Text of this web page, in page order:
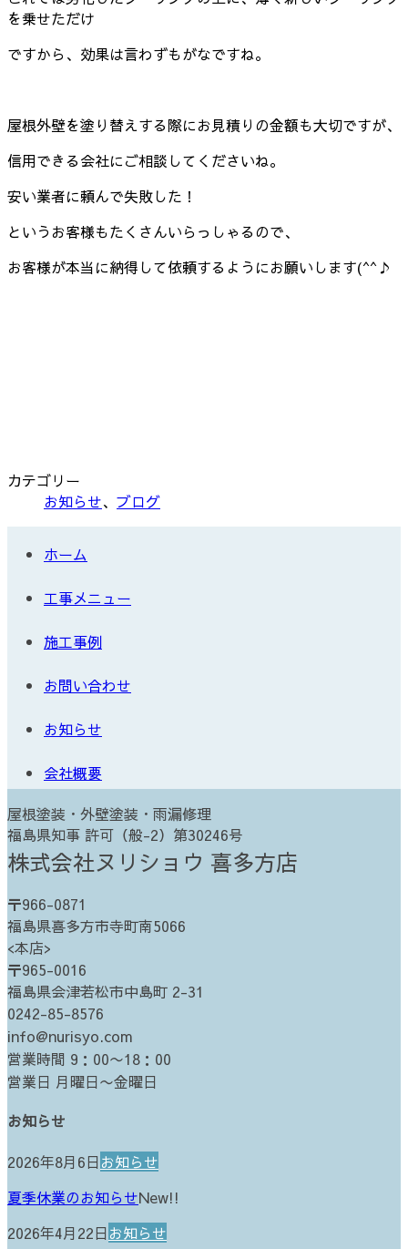
を乗せただけ
ですから、効果は言わずもがなですね。
屋根外壁を塗り替えする際にお見積りの金額も大切ですが、
信用できる会社にご相談してくださいね。
安い業者に頼んで失敗した！
というお客様もたくさんいらっしゃるので、
お客様が本当に納得して依頼するようにお願いします(^^♪
カテゴリー
お知らせ、 ブログ
ホーム
工事メニュー
施工事例
お問い合わせ
お知らせ
会社概要
屋根塗装・外壁塗装・雨漏修理
福島県知事 許可（般-2）第30246号
株式会社ヌリショウ 喜多方店
〒966-0871
福島県喜多方市寺町南5066
<本店>
〒965-0016
福島県会津若松市中島町 2-31
0242-85-8576
info@nurisyo.com
営業時間 9：00〜18：00
営業日 月曜日〜金曜日
お知らせ
2026年8月6日お知らせ
夏季休業のお知らせNew!!
2026年4月22日お知らせ